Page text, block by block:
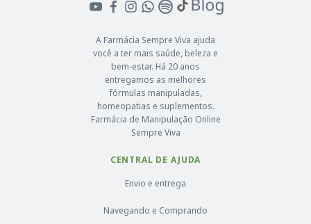
A Farmácia Sempre Viva ajuda
você a ter mais saúde, beleza e
bem-estar. Há 20 anos
entregamos as melhores
fórmulas manipuladas,
homeopatias e suplementos.
Farmácia de Manipulação Online
Sempre Viva
CENTRAL DE AJUDA
Envio e entrega
Navegando e Comprando